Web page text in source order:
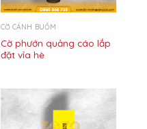
CỜ CÁNH BUỒM
Cờ phướn quảng cáo lắp
đặt vỉa hè